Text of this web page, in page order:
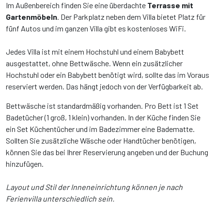
Im Außenbereich finden Sie eine überdachte Terrasse mit
Gartenmöbeln. Der Parkplatz neben dem Villa bietet Platz für
fünf Autos und im ganzen Villa gibt es kostenloses WiFi.
Jedes Villa ist mit einem Hochstuhl und einem Babybett
ausgestattet, ohne Bettwäsche. Wenn ein zusätzlicher
Hochstuhl oder ein Babybett benötigt wird, sollte das im Voraus
reserviert werden. Das hängt jedoch von der Verfügbarkeit ab.
Bettwäsche ist standardmäßig vorhanden. Pro Bett ist 1 Set
Badetücher (1 groß, 1 klein) vorhanden. In der Küche finden Sie
ein Set Küchentücher und im Badezimmer eine Badematte.
Sollten Sie zusätzliche Wäsche oder Handtücher benötigen,
können Sie das bei Ihrer Reservierung angeben und der Buchung
hinzufügen.
Layout und Stil der Inneneinrichtung können je nach
Ferienvilla unterschiedlich sein.